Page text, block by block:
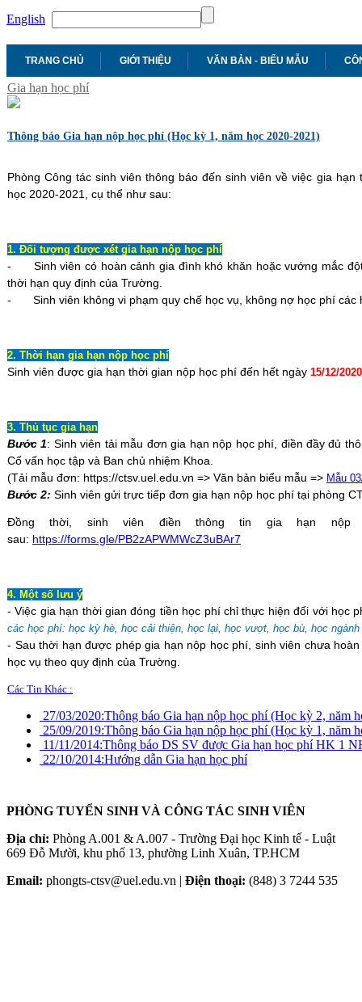
English
TRANG CHỦ GIỚI THIỆU VĂN BẢN - BIỂU MẪU
Gia hạn học phí
Thông báo Gia hạn nộp học phí (Học kỳ 1, năm học 2020-2021)
Phòng Công tác sinh viên thông báo đến sinh viên về việc gia
học 2020-2021, cụ thể như sau:
1. Đối tượng được xét gia hạn nộp học phí
-
Sinh viên có hoàn cảnh gia đình khó khăn hoặc vướng mắc
thời hạn quy định của Trường.
-
Sinh viên không vi phạm quy chế học vụ, không nợ học phí các
2. Thời hạn gia hạn nộp học phí
Sinh viên được gia hạn thời gian nộp học phí đến hết ngày 15/12/
3. Thủ tục gia hạn
Bước 1: Sinh viên tải mẫu đơn gia hạn nộp học phí, điền đầy đủ
Cố vấn học tập và Ban chủ nhiệm Khoa.
(Tải mẫu đơn: https://ctsv.uel.edu.vn => Văn bản biểu mẫu => Mẫu
Bước 2: Sinh viên gửi trực tiếp đơn gia hạn nộp học phí tại phòng
Đồng thời, sinh viên điền thông tin gia hạn nộp
sau: https://forms.gle/PB2zAPWMWcZ3uBAr7
4. Một số lưu ý
- Việc gia hạn thời gian đóng tiền học phí chỉ thực hiện đối với học
các học phí: học kỳ hè, học cải thiện, học lại, học vượt, học bù, học
- Sau thời hạn được phép gia hạn nộp học phí, sinh viên chưa
học vụ theo quy định của Trường.
Các Tin Khác :
27/03/2020:Thông báo Gia hạn nộp học phí (Học kỳ 2, năm
25/09/2019:Thông báo Gia hạn nộp học phí (Học kỳ 1, năm
11/11/2014:Thông báo DS SV được Gia hạn học phí HK 1
22/10/2014:Hướng dẫn Gia hạn học phí
PHÒNG TUYỂN SINH VÀ CÔNG TÁC SINH VIÊN
Địa chỉ: Phòng A.001 & A.007 - Trường Đại học Kinh tế - Luật
669 Đỗ Mười, khu phố 13, phường Linh Xuân, TP.HCM
Email: phongts-ctsv@uel.edu.vn | Điện thoại: (848) 3 7244 535